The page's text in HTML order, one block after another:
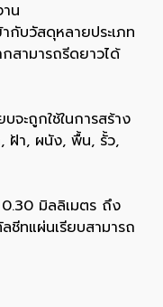
น
กับวัสดุหลายประเภท
สามารถรีดยาวได้
จะถูกใช้ในการสร้าง
ฝ้า, ผนัง, พื้น, รั้ว,
มิลลิเมตร ถึง
ทแผ่นเรียบสามารถ